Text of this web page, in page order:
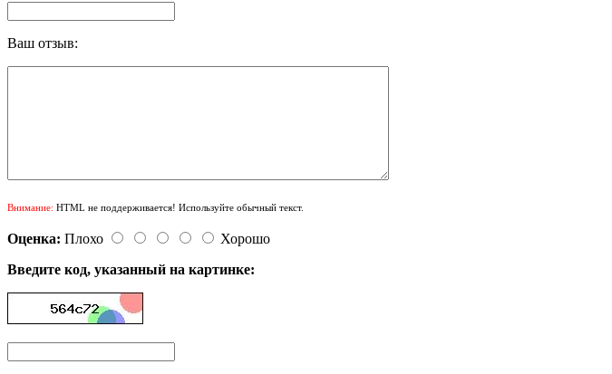
Ваш отзыв:
Внимание: HTML не поддерживается! Используйте обычный текст.
Оценка: Плохо
Хорошо
Введите код, указанный на картинке: